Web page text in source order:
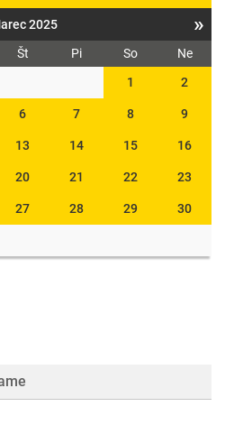
2025 »
Št Pi So
Ne
1
2
6 7 8 9
13 14 15 16
20 21 22 23
27 28 29 30